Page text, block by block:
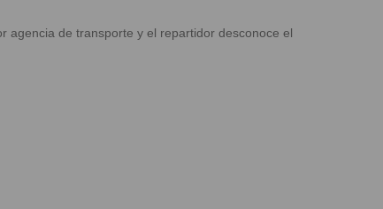
agencia de transporte y el repartidor desconoce el